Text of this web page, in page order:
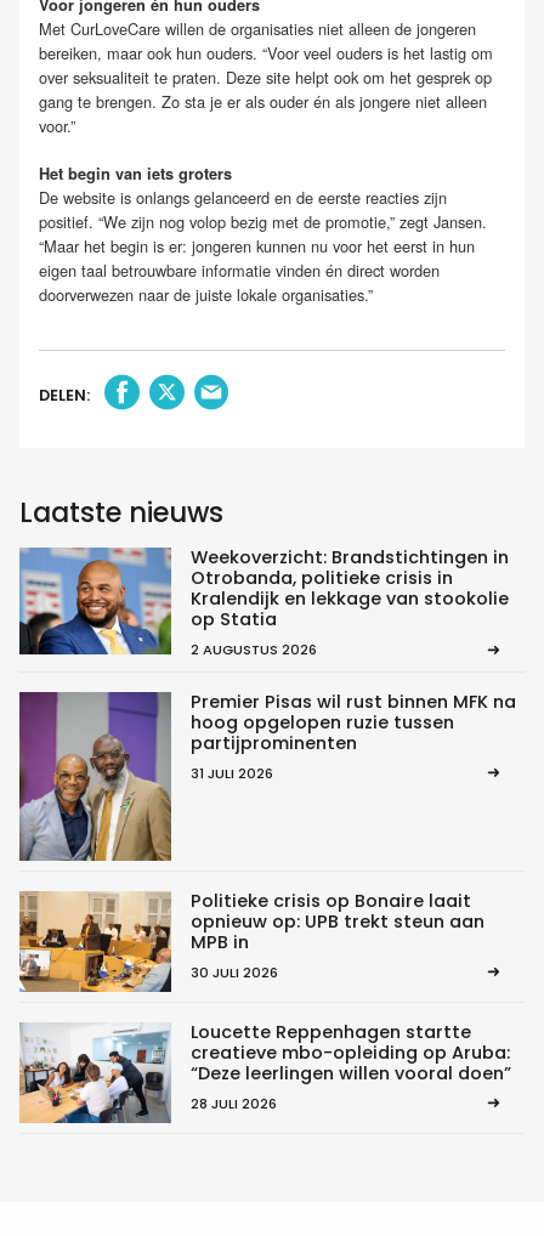
Voor jongeren én hun ouders
Met CurLoveCare willen de organisaties niet alleen de jongeren
bereiken, maar ook hun ouders. “Voor veel ouders is het lastig om
over seksualiteit te praten. Deze site helpt ook om het gesprek op
gang te brengen. Zo sta je er als ouder én als jongere niet alleen
voor.”
Het begin van iets groters
De website is onlangs gelanceerd en de eerste reacties zijn
positief. “We zijn nog volop bezig met de promotie,” zegt Jansen.
“Maar het begin is er: jongeren kunnen nu voor het eerst in hun
eigen taal betrouwbare informatie vinden én direct worden
doorverwezen naar de juiste lokale organisaties.”
DELEN:
Laatste nieuws
Weekoverzicht: Brandstichtingen in
Otrobanda, politieke crisis in
Kralendijk en lekkage van stookolie
op Statia
2 AUGUSTUS 2026
Premier Pisas wil rust binnen MFK na
hoog opgelopen ruzie tussen
partijprominenten
31 JULI 2026
Politieke crisis op Bonaire laait
opnieuw op: UPB trekt steun aan
MPB in
30 JULI 2026
Loucette Reppenhagen startte
creatieve mbo-opleiding op Aruba:
“Deze leerlingen willen vooral doen”
28 JULI 2026